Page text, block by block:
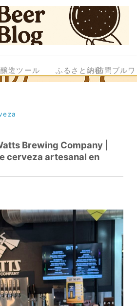
醸造ツール ふるさと納税訪問ブル
Brewing Company |
cerveza artesanal en